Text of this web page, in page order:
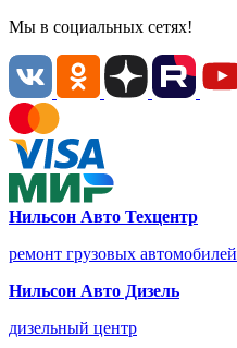
Мы в социальных сетях!
Нильсон Авто Техцентр
ремонт грузовых автомобилей
Нильсон Авто Дизель
дизельный центр